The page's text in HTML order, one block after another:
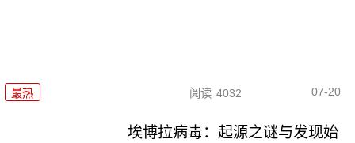
最热 阅读 4032 07-20
埃博拉病毒：起源之谜与发现始